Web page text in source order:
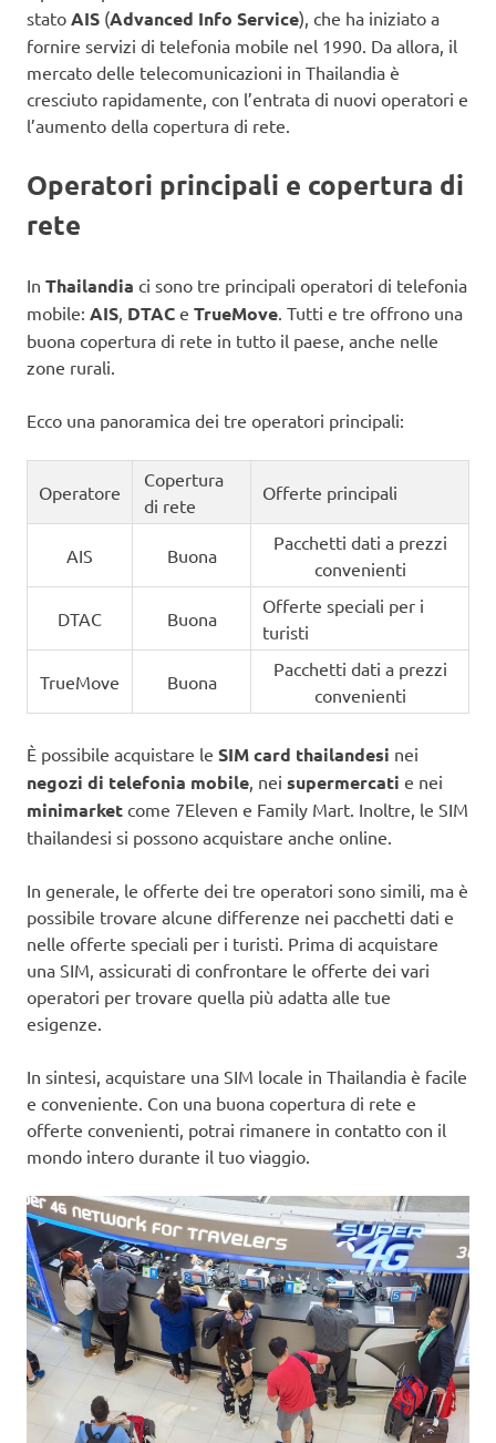
stato AIS (Advanced Info Service), che ha iniziato a
fornire servizi di telefonia mobile nel 1990. Da allora, il
mercato delle telecomunicazioni in Thailandia è
cresciuto rapidamente, con l’entrata di nuovi operatori e
l’aumento della copertura di rete.
Operatori principali e copertura di
rete
In Thailandia ci sono tre principali operatori di telefonia
mobile: AIS, DTAC e TrueMove. Tutti e tre offrono una
buona copertura di rete in tutto il paese, anche nelle
zone rurali.
Ecco una panoramica dei tre operatori principali:
Operatore
Copertura
di rete
Offerte principali
AIS Buona
Pacchetti dati a prezzi
convenienti
DTAC Buona
Offerte speciali per i
turisti
TrueMove Buona
Pacchetti dati a prezzi
convenienti
È possibile acquistare le SIM card thailandesi nei
negozi di telefonia mobile, nei supermercati e nei
minimarket come 7Eleven e Family Mart. Inoltre, le SIM
thailandesi si possono acquistare anche online.
In generale, le offerte dei tre operatori sono simili, ma è
possibile trovare alcune differenze nei pacchetti dati e
nelle offerte speciali per i turisti. Prima di acquistare
una SIM, assicurati di confrontare le offerte dei vari
operatori per trovare quella più adatta alle tue
esigenze.
In sintesi, acquistare una SIM locale in Thailandia è facile
e conveniente. Con una buona copertura di rete e
offerte convenienti, potrai rimanere in contatto con il
mondo intero durante il tuo viaggio.